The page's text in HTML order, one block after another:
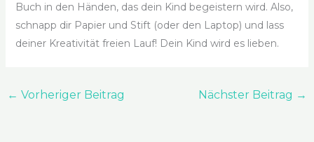
Buch in den Händen, das dein Kind begeistern wird. Also,
schnapp dir Papier und Stift (oder den Laptop) und lass
deiner Kreativität freien Lauf! Dein Kind wird es lieben.
← Vorheriger Beitrag Nächster Beitrag →